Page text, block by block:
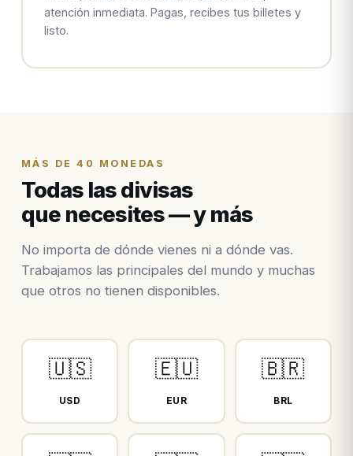
atención inmediata. Pagas, recibes tus billetes y
listo.
MÁS DE 40 MONEDAS
Todas las divisas
que necesites — y más
No importa de dónde vienes ni a dónde vas.
Trabajamos las principales del mundo y muchas
que otros no tienen disponibles.
🇺🇸
USD
🇪🇺
EUR
🇧🇷
BRL